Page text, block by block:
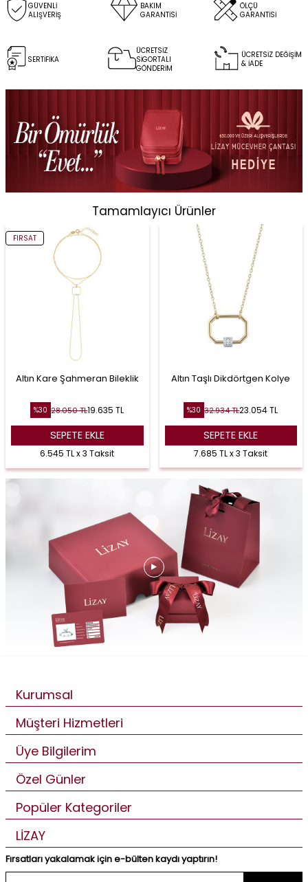
GÜVENLİ
ALIŞVERİŞ
BAKIM
GARANTİSİ
ÖLÇÜ
GARANTİSİ
SERTİFİKA
ÜCRETSİZ
SİGORTALI
GÖNDERİM
ÜCRETSİZ DEĞİŞİM
& İADE
Tamamlayıcı Ürünler
FIRSAT
Altın Kare Şahmeran Bileklik
%30 28.050TL19.635 TL
SEPETE EKLE
6.545 TL x 3 Taksit
Altın Taşlı Dikdörtgen Kolye
%30 32.934TL23.054TL
SEPETE EKLE
7.685 TL x 3 Taksit
Kurumsal
Müşteri Hizmetleri
Üye Bilgilerim
Özel Günler
Popüler Kategoriler
LİZAY
Fırsatları yakalamak için e-bülten kaydı yaptırın!